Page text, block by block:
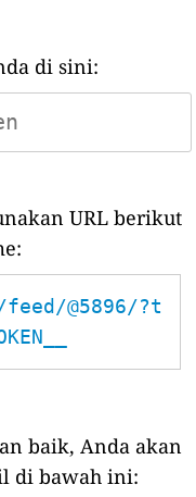
di sini:
URL berikut
@5896/?t
baik, Anda akan
di bawah ini: